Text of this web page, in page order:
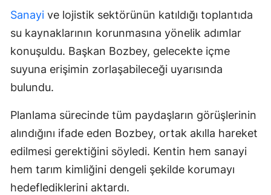
Sanayi ve lojistik sektörünün katıldığı toplantıda
su kaynaklarının korunmasına yönelik adımlar
konuşuldu. Başkan Bozbey, gelecekte içme
suyuna erişimin zorlaşabileceği uyarısında
bulundu.
Planlama sürecinde tüm paydaşların görüşlerinin
alındığını ifade eden Bozbey, ortak akılla hareket
edilmesi gerektiğini söyledi. Kentin hem sanayi
hem tarım kimliğini dengeli şekilde korumayı
hedeflediklerini aktardı.